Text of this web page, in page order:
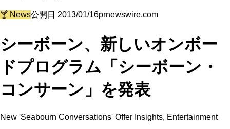
🍸 News公開日 2013/01/16prnewswire.com
シーボーン、新しいオンボー
ドプログラム「シーボーン・
コンサーン」を発表
New 'Seabourn Conversations' Offer Insights, Entertainment